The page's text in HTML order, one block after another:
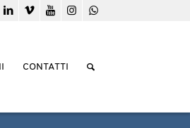
CONTATTI